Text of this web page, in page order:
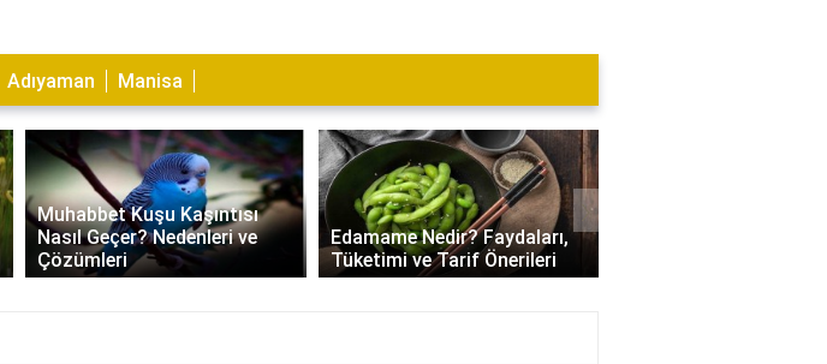
Adıyaman Manisa
Muhabbet Kuşu Kaşıntısı
Nasıl Geçer? Nedenleri ve
Çözümleri
Edamame Nedir? Faydaları,
Tüketimi ve Tarif Önerileri
›